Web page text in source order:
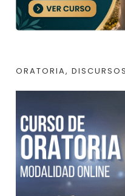
ORATORIA,